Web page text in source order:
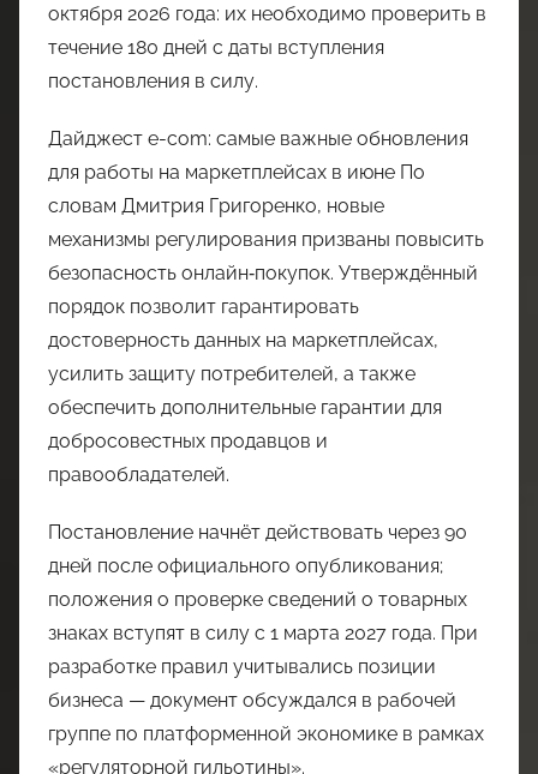
октября 2026 года: их необходимо проверить в
течение 180 дней с даты вступления
постановления в силу.
Дайджест е-com: самые важные обновления
для работы на маркетплейсах в июне По
словам Дмитрия Григоренко, новые
механизмы регулирования призваны повысить
безопасность онлайн‑покупок. Утверждённый
порядок позволит гарантировать
достоверность данных на маркетплейсах,
усилить защиту потребителей, а также
обеспечить дополнительные гарантии для
добросовестных продавцов и
правообладателей.
Постановление начнёт действовать через 90
дней после официального опубликования;
положения о проверке сведений о товарных
знаках вступят в силу с 1 марта 2027 года. При
разработке правил учитывались позиции
бизнеса — документ обсуждался в рабочей
группе по платформенной экономике в рамках
«регуляторной гильотины».